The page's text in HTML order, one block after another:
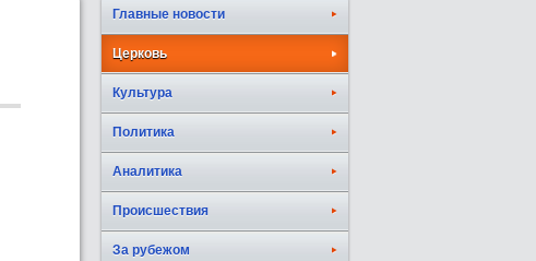
Главные новости
Церковь
Культура
Политика
Аналитика
Происшествия
За рубежом